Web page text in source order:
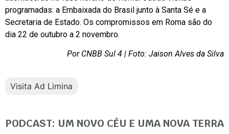
programadas: a Embaixada do Brasil junto à Santa Sé e a
Secretaria de Estado. Os compromissos em Roma são do
dia 22 de outubro a 2 novembro.
Por CNBB Sul 4 | Foto: Jaison Alves da Silva
Visita Ad Limina
PODCAST: UM NOVO CÉU E UMA NOVA TERRA